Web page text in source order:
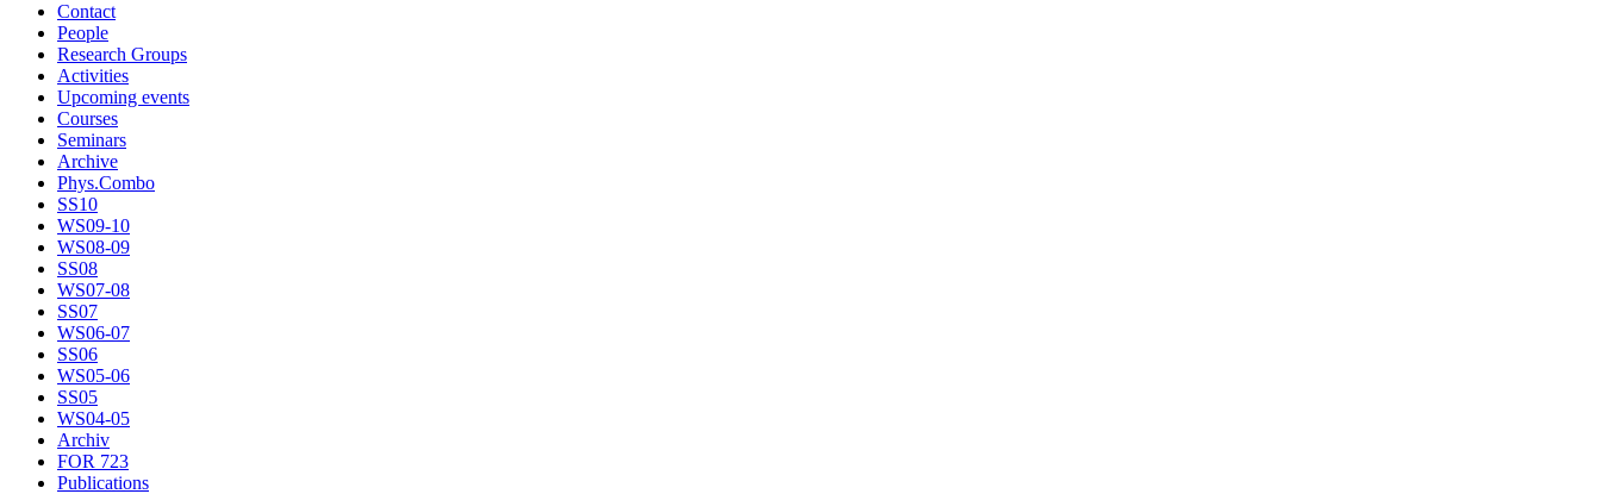
Contact
People
Research Groups
Activities
Upcoming events
Courses
Seminars
Archive
Phys.Combo
SS10
WS09-10
WS08-09
SS08
WS07-08
SS07
WS06-07
SS06
WS05-06
SS05
WS04-05
Archiv
FOR 723
Publications